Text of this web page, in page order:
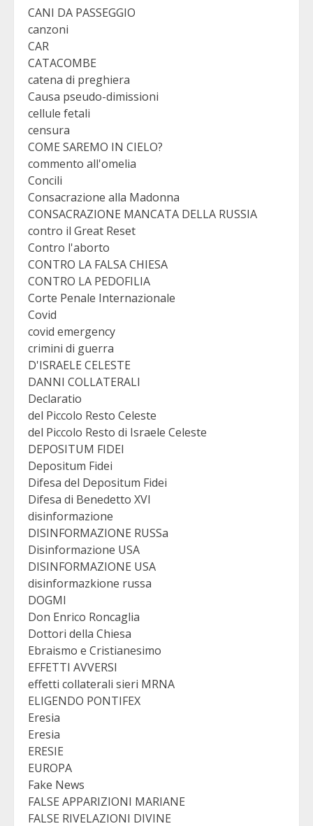
CANI DA PASSEGGIO
canzoni
CAR
CATACOMBE
catena di preghiera
Causa pseudo-dimissioni
cellule fetali
censura
COME SAREMO IN CIELO?
commento all'omelia
Concili
Consacrazione alla Madonna
CONSACRAZIONE MANCATA DELLA RUSSIA
contro il Great Reset
Contro l'aborto
CONTRO LA FALSA CHIESA
CONTRO LA PEDOFILIA
Corte Penale Internazionale
Covid
covid emergency
crimini di guerra
D'ISRAELE CELESTE
DANNI COLLATERALI
Declaratio
del Piccolo Resto Celeste
del Piccolo Resto di Israele Celeste
DEPOSITUM FIDEI
Depositum Fidei
Difesa del Depositum Fidei
Difesa di Benedetto XVI
disinformazione
DISINFORMAZIONE RUSSa
Disinformazione USA
DISINFORMAZIONE USA
disinformazkione russa
DOGMI
Don Enrico Roncaglia
Dottori della Chiesa
Ebraismo e Cristianesimo
EFFETTI AVVERSI
effetti collaterali sieri MRNA
ELIGENDO PONTIFEX
Eresia
Eresia
ERESIE
EUROPA
Fake News
FALSE APPARIZIONI MARIANE
FALSE RIVELAZIONI DIVINE